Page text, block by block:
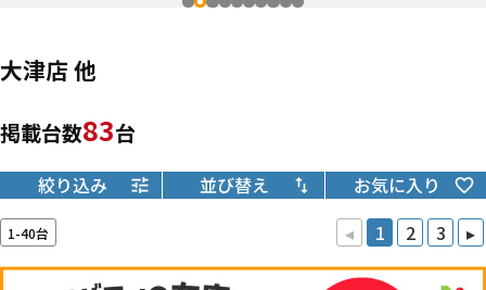
大津店 他
掲載台数83台
絞り込み 並び替え お気に入り
1-40台 ◂ 1 2 3 ▸